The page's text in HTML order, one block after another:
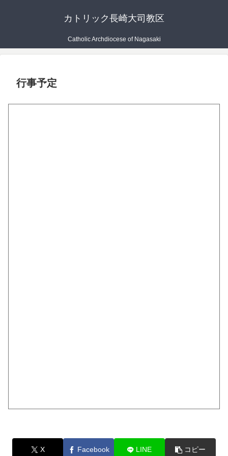
カトリック長崎大司教区
Catholic Archdiocese of Nagasaki
行事予定
X Facebook LINE コピー